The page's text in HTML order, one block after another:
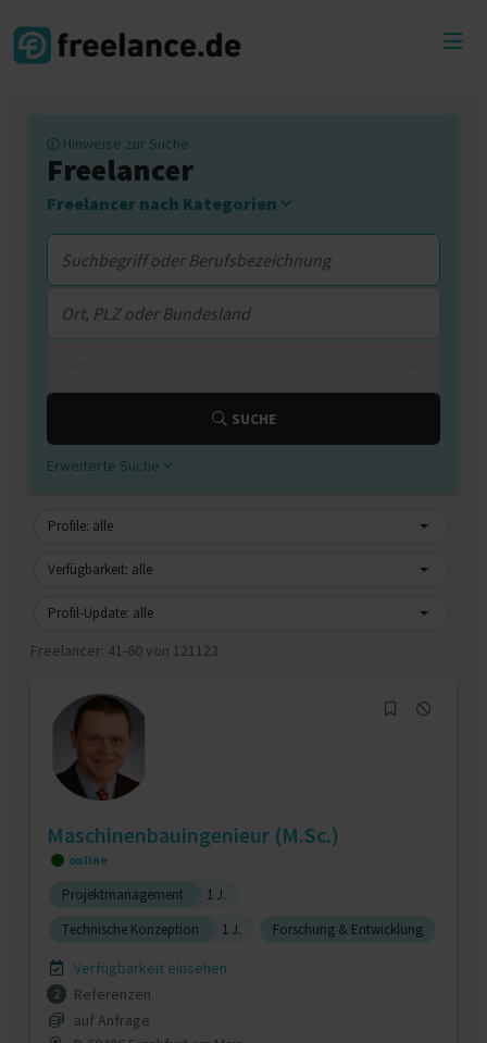
Hinweise zur Suche
Freelancer
Freelancer nach Kategorien
SUCHE
Erweiterte Suche
Profile: alle
Verfügbarkeit: alle
Profil-Update: alle
Freelancer: 41-60 von 121123
Maschinenbauingenieur (M.Sc.)
online
Projektmanagement
1 J.
Technische Konzeption
1 J. Forschung & Entwicklung
Verfügbarkeit einsehen
2
Referenzen
auf Anfrage